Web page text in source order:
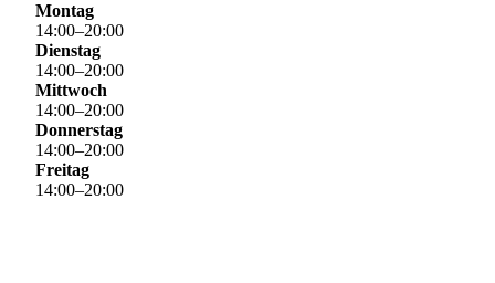
Montag
14:00–20:00
Dienstag
14:00–20:00
Mittwoch
14:00–20:00
Donnerstag
14:00–20:00
Freitag
14:00–20:00